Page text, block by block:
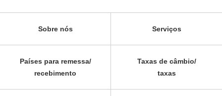
Sobre nós Serviços
Países para remessa/
recebimento
Taxas de câmbio/
taxas